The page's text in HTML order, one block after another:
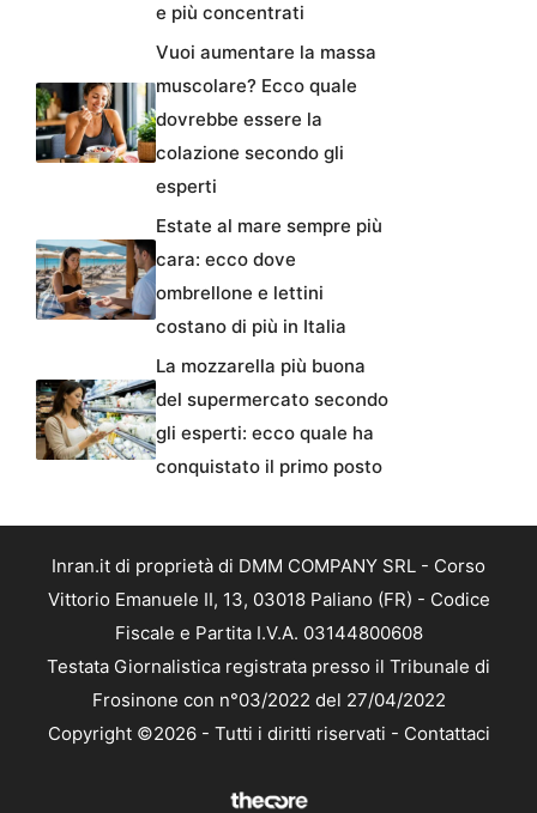
e più concentrati
Vuoi aumentare la massa
muscolare? Ecco quale
dovrebbe essere la
colazione secondo gli
esperti
Estate al mare sempre più
cara: ecco dove
ombrellone e lettini
costano di più in Italia
La mozzarella più buona
del supermercato secondo
gli esperti: ecco quale ha
conquistato il primo posto
Inran.it di proprietà di DMM COMPANY SRL - Corso
Vittorio Emanuele II, 13, 03018 Paliano (FR) - Codice
Fiscale e Partita I.V.A. 03144800608
Testata Giornalistica registrata presso il Tribunale di
Frosinone con n°03/2022 del 27/04/2022
Copyright ©2026 - Tutti i diritti riservati - Contattaci